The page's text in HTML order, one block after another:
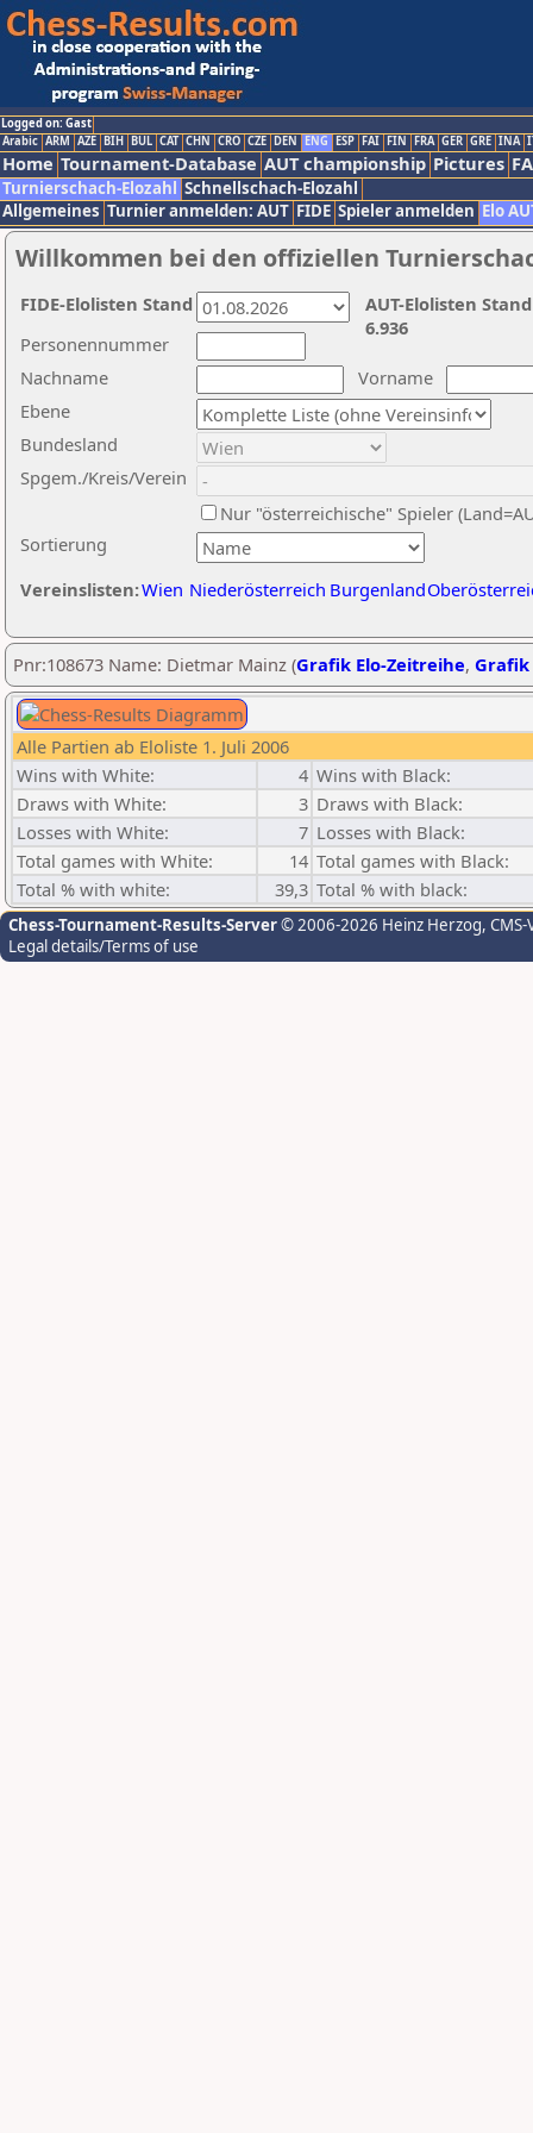
Logged on: Gast
Arabic ARM AZE BIH BUL CAT CHN CRO CZE DEN ENG ESP FAI FIN FRA GER GRE INA
Home Tournament-Database AUT championship Pictures
Turnierschach-Elozahl Schnellschach-Elozahl
Allgemeines Turnier anmelden: AUT FIDE Spieler anmelden Elo
Willkommen bei den offiziellen
Nachname
Vorname
Ebene
Sortierung
Personennummer
Bundesland
Spgem./Kreis/Verein
Nur "österreichische" Spieler
Vereinslisten:Wien Niederösterreich Burgenland
AUT-Elolisten
6.936
FIDE-Elolisten Stand
Pnr:108673 Name: Dietmar Mainz (Grafik Elo-Zeitreihe, Grafik
Alle Partien ab Eloliste 1. Juli 2006
Wins with White:
4 Wins with Black:
Draws with White:
3 Draws with Black:
Losses with White:
7 Losses with Black:
Total games with White:
14 Total games with Black:
Total % with white:
39,3 Total % with black:
Chess-Tournament-Results-Server© 2006-2026 Heinz Herzog,
Legal details/Terms of use